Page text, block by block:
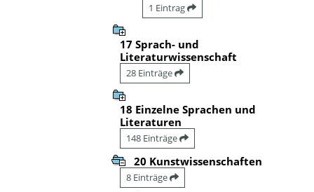
1 Eintrag
17 Sprach- und
Literaturwissenschaft
28 Einträge
18 Einzelne Sprachen und
Literaturen
148 Einträge
20 Kunstwissenschaften
8 Einträge